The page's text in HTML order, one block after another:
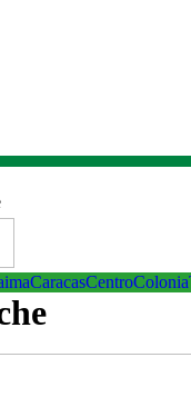
CaracasCentro